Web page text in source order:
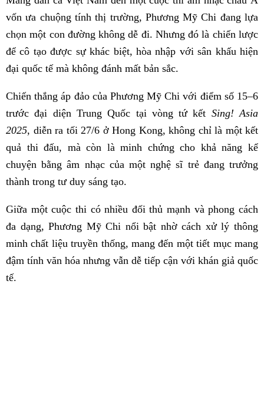
vốn ưa chuộng tính thị trường, Phương Mỹ Chi đang lựa
chọn một con đường không dễ đi. Nhưng đó là chiến lược
để cô tạo được sự khác biệt, hòa nhập với sân khấu hiện
đại quốc tế mà không đánh mất bản sắc.
Chiến thắng áp đảo của Phương Mỹ Chi với điểm số 15–6
trước đại diện Trung Quốc tại vòng tứ kết Sing! Asia
2025, diễn ra tối 27/6 ở Hong Kong, không chỉ là một kết
quả thi đấu, mà còn là minh chứng cho khả năng kể
chuyện bằng âm nhạc của một nghệ sĩ trẻ đang trưởng
thành trong tư duy sáng tạo.
Giữa một cuộc thi có nhiều đối thủ mạnh và phong cách
đa dạng, Phương Mỹ Chi nổi bật nhờ cách xử lý thông
minh chất liệu truyền thống, mang đến một tiết mục mang
đậm tính văn hóa nhưng vẫn dễ tiếp cận với khán giả quốc
tế.